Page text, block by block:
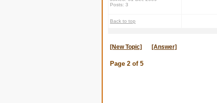
Posts: 3
Back to top
[New Topic] [Answer]
Page 2 of 5